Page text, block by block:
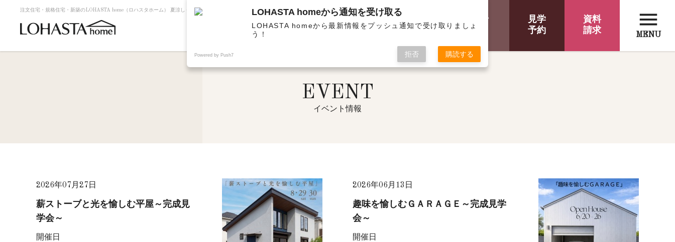
注文住宅・規格住宅・新築のLOHASTA home（ロハスタホーム） 夏涼しく冬暖かい高断熱・高気密の高性能住宅 | イベント情報一覧
オンライン
相談
見学
予約
資料
請求
menu
MENU
EVENT
イベント情報
2026年07月27日
薪ストーブと光を愉しむ平屋～完成見
学会～
開催日
2026年06月13日
趣味を愉しむＧＡＲＡＧＥ～完成見学
会～
開催日
LOHASTA homeから通知を受け取る
LOHASTA homeから最新情報をプッシュ通知で受け取りましょ
う！
Powered by Push7 拒否 購読する